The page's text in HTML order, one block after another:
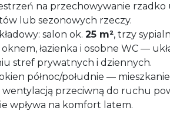
na przechowywanie rzadko
lub sezonowych rzeczy.
salon ok. 25 m², trzy
łazienka i osobne WC —
stref prywatnych i dziennych.
północ/południe — mieszkanie
przeciwną do ruchu
wpływa na komfort latem.